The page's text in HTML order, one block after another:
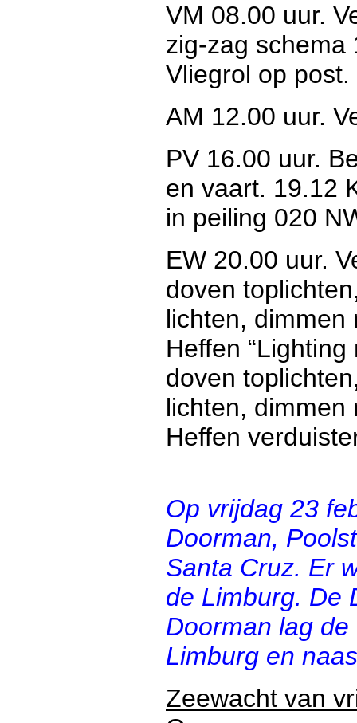
VM 08.00 uur.
zig-zag schema
Vliegrol op post.
AM 12.00 uur.
PV 16.00 uur.
en vaart. 19.12
in peiling 020
EW 20.00 uur.
doven
lichten, dimmen
Heffen
doven
lichten, dimmen
Heffen
Op vrijdag 23
Doorman,
Santa Cruz. Er
de Limburg. De
Doorman lag
Limburg en
Zeewacht van